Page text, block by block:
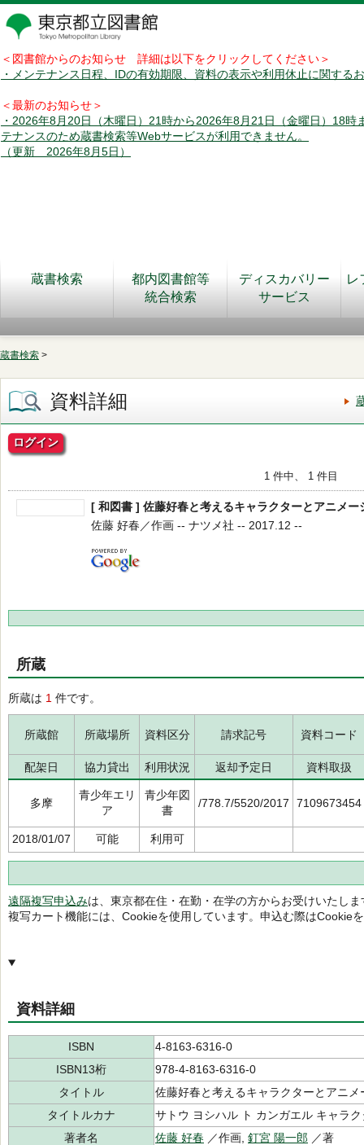
＜図書館からのお知らせ 詳細は以下をクリックしてください＞
・メンテナンス日程、IDの有効期限、資料の表示や利用休止に関する
＜最新のお知らせ＞
・2026年8月20日（木曜日）21時から2026年8月21日（金曜日）18時
テナンスのため蔵書検索等Webサービスが利用できません。
（更新 2026年8月5日）
蔵書検索
都内図書館等
統合検索
ディスカバリー
サービス
レ
蔵書検索 >
資料詳細
ログイン
1 件中、 1 件目
[ 和図書 ] 佐藤好春と考えるキャラクターとアニメー
佐藤 好春／作画 -- ナツメ社 -- 2017.12 --
所蔵
所蔵は 1 件です。
所蔵館 所蔵場所 資料区分 請求記号 資料コード
配架日 協力貸出 利用状況 返却予定日 資料取扱
多摩
青少年エリ
ア
青少年図
書
/778.7/5520/2017 7109673454
2018/01/07 可能 利用可
遠隔複写申込みは、東京都在住・在勤・在学の方からお受けいたしま
複写カート機能には、Cookieを使用しています。申込む際はCookie
資料詳細
ISBN
4-8163-6316-0
ISBN13桁
978-4-8163-6316-0
タイトル
佐藤好春と考えるキャラクターとアニメ
タイトルカナ
サトウ ヨシハル ト カンガエル キャラ
著者名
佐藤 好春 ／作画, 釘宮 陽一郎 ／著